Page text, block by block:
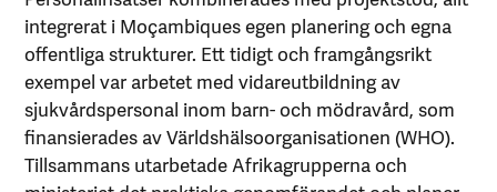
integrerat i Moçambiques egen planering och egna
offentliga strukturer. Ett tidigt och framgångsrikt
exempel var arbetet med vidareutbildning av
sjukvårdspersonal inom barn- och mödravård, som
finansierades av Världshälsoorganisationen (WHO).
Tillsammans utarbetade Afrikagrupperna och